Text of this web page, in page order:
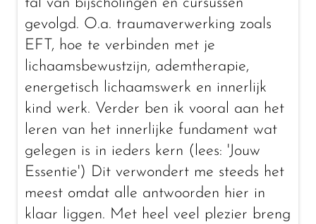
gevolgd. O.a. traumaverwerking zoals
EFT, hoe te verbinden met je
lichaamsbewustzijn, ademtherapie,
energetisch lichaamswerk en innerlijk
kind werk. Verder ben ik vooral aan het
leren van het innerlijke fundament wat
gelegen is in ieders kern (lees: 'Jouw
Essentie') Dit verwondert me steeds het
meest omdat alle antwoorden hier in
klaar liggen. Met heel veel plezier breng